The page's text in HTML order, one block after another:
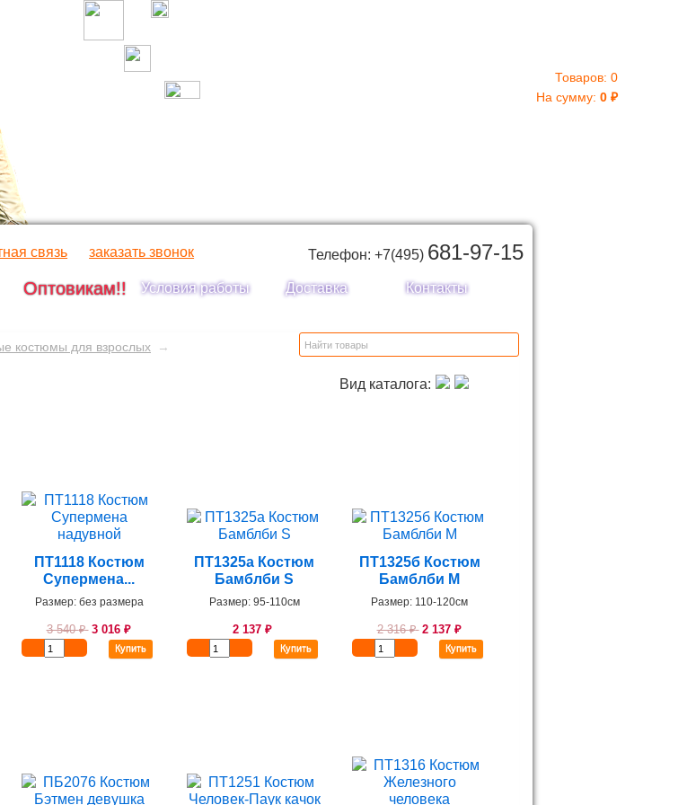
Товаров: 0
На сумму: 0 ₽
связь заказать звонок Телефон: +7(495) 681-97-15
Оптовикам!! Условия работы Доставка Контакты
костюмы для взрослых →
Вид каталога:
ПТ1118 Костюм
Супермена...
Размер: без размера
3 540₽ 3 016 ₽
ПТ1325а Костюм
Бамблби S
Размер: 95-110см
2 137 ₽
ПТ1325б Костюм
Бамблби M
Размер: 110-120см
2 316₽ 2 137 ₽